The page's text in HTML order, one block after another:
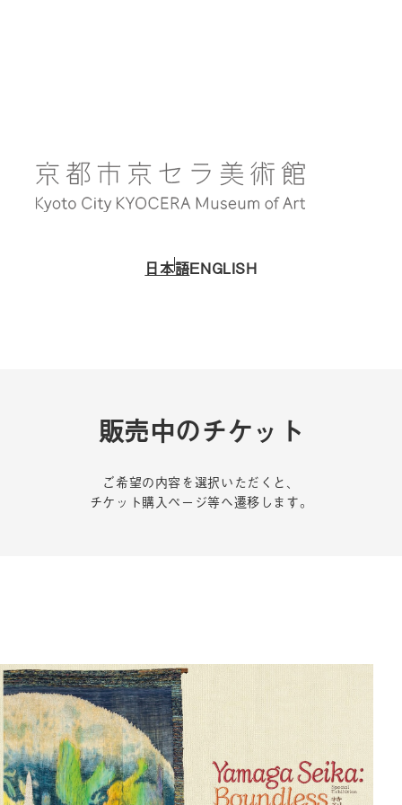
日本語ENGLISH
販売中のチケット
ご希望の内容を選択いただくと、
チケット購入ページ等へ遷移します。